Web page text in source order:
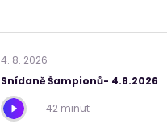
4. 8. 2026
Snídaně Šampionů- 4.8.2026
42 minut